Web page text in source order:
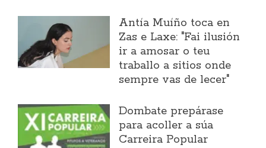
Antía Muíño toca en
Zas e Laxe: "Fai ilusión
ir a amosar o teu
traballo a sitios onde
sempre vas de lecer"
Dombate prepárase
para acoller a súa
Carreira Popular